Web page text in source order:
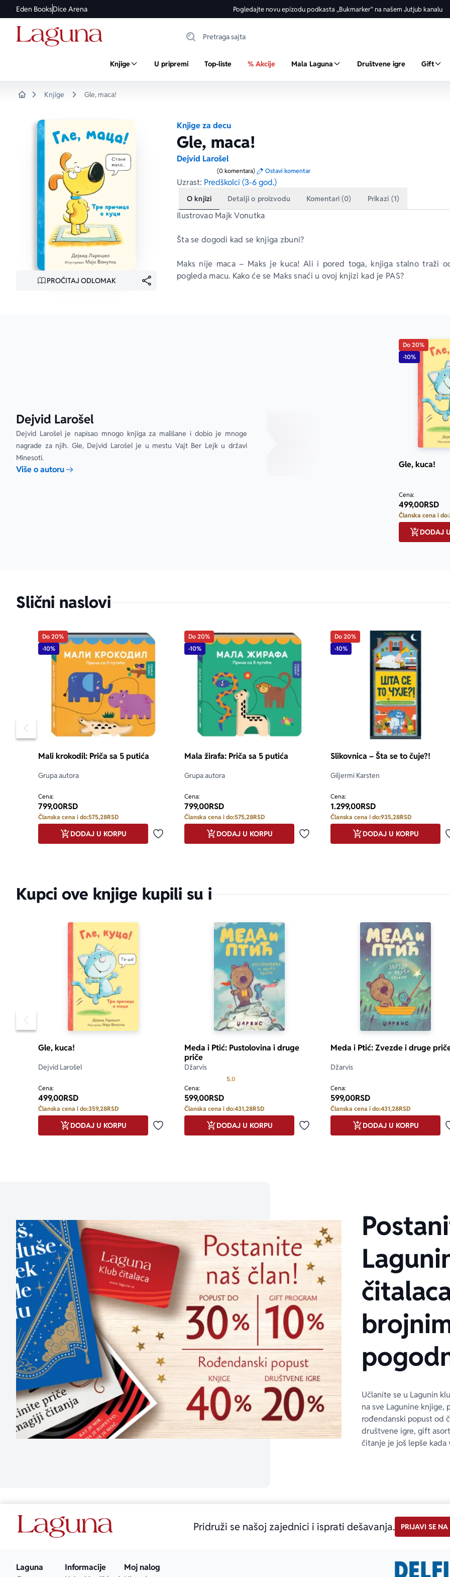
Eden BooksDice Arena Pogledajte novu epizodu podkasta „Bukmarker“ na našem Jutjub kanalu
Knjige U pripremi Top-liste % Akcije Mala Laguna Društvene igre Gift
Knjige Gle, maca!
PROČITAJ ODLOMAK
Knjige za decu
Gle, maca!
Dejvid Larošel
(0 komentara) Ostavi komentar
Uzrast: Predškolci (3-6 god.)
O knjizi Detalji o proizvodu Komentari (0) Prikazi (1)
Ilustrovao Majk Vonutka
Šta se dogodi kad se knjiga zbuni?
Maks nije maca – Maks je kuca! Ali i pored toga, knjiga stalno traži
pogleda macu. Kako će se Maks snaći u ovoj knjizi kad je PAS?
Dejvid Larošel
Dejvid Larošel je napisao mnogo knjiga za mališane i dobio je mnoge
nagrade za njih. Gle, Dejvid Larošel je u mestu Vajt Ber Lejk u državi
Minesoti.
Više o autoru
Do 20%
-10%
Gle, kuca!
Cena:
499,00RSD
Članska cena i do:
DODAJ
Slični naslovi
Pomeranje sadržaja slajdera u levo
Do 20%
-10%
Mali krokodil: Priča sa 5 putića
Grupa autora
Cena:
799,00RSD
Članska cena i do:575,28RSD
Dodaj u omiljene
DODAJ U KORPU
Do 20%
-10%
Mala žirafa: Priča sa 5 putića
Grupa autora
Cena:
799,00RSD
Članska cena i do:575,28RSD
Dodaj u omiljene
DODAJ U KORPU
Do 20%
-10%
Slikovnica – Šta se to čuje?!
Giljermi Karsten
Cena:
1.299,00RSD
Članska cena i do:935,28RSD
DODAJ U KORPU
Kupci ove knjige kupili su i
Pomeranje sadržaja slajdera u levo
Gle, kuca!
Dejvid Larošel
Cena:
499,00RSD
Članska cena i do:359,28RSD
Dodaj u omiljene
DODAJ U KORPU
Meda i Ptić: Pustolovina i druge
priče
Džarvis
5.0
Cena:
599,00RSD
Članska cena i do:431,28RSD
Dodaj u omiljene
DODAJ U KORPU
Meda i Ptić: Zvezde i druge
Džarvis
Cena:
599,00RSD
Članska cena i do:431,28RSD
DODAJ U KORPU
Učlanite se u Lagunin
na sve Lagunine knjige,
rođendanski popust od
društvene igre, gift
čitanje je još lepše kada
Pridruži se našoj zajednici i isprati dešavanja. PRIJAVI SE NA
Laguna
Informacije
Moj nalog